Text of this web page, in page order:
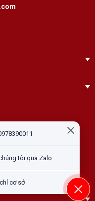
tôi qua Zalo
cơ sở